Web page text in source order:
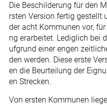
Die Beschilderung für den
rsten Version fertig gestellt
der acht Kommunen vor,
ng erarbeitet. Lediglich bei
ufgrund einer engen
den werden. Diese erste
en die Beurteilung der
en Strecken.
Von ersten Kommunen